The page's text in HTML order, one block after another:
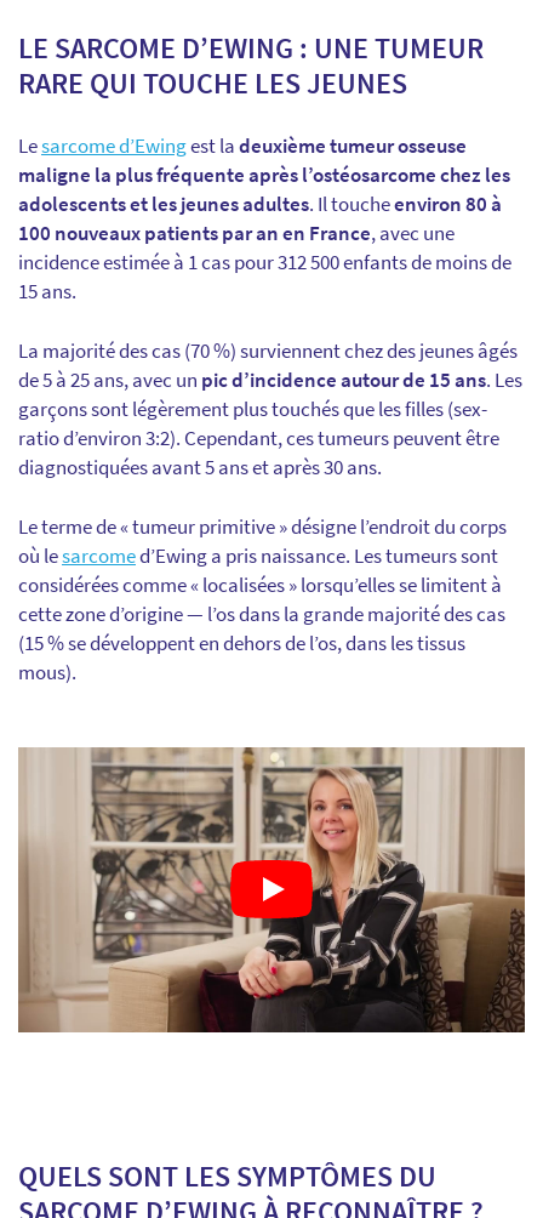
LE SARCOME D’EWING : UNE TUMEUR
RARE QUI TOUCHE LES JEUNES
Lesarcome d’Ewingest ladeuxième tumeur osseuse
maligne la plus fréquente après l’ostéosarcome chez les
adolescents et les jeunes adultes. Il toucheenviron 80 à
100 nouveaux patients par an en France, avec une
incidence estimée à 1 cas pour 312 500 enfants de moins de
15 ans.
La majorité des cas (70 %) surviennent chez des jeunes âgés
de 5 à 25 ans, avec un pic d’incidence autour de 15 ans. Les
garçons sont légèrement plus touchés que les filles (sex-
ratio d’environ 3:2). Cependant, ces tumeurs peuvent être
diagnostiquées avant 5 ans et après 30 ans.
Le terme de « tumeur primitive » désigne l’endroit du corps
où lesarcomed’Ewing a pris naissance. Les tumeurs sont
considérées comme « localisées » lorsqu’elles se limitent à
cette zone d’origine — l’os dans la grande majorité des cas
(15 % se développent en dehors de l’os, dans les tissus
mous).
QUELS SONT LES SYMPTÔMES DU